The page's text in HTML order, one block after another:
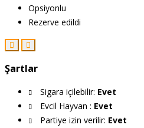
Opsiyonlu
Rezerve edildi
Şartlar
Sigara içilebilir: Evet
Evcil Hayvan : Evet
Partiye izin verilir: Evet